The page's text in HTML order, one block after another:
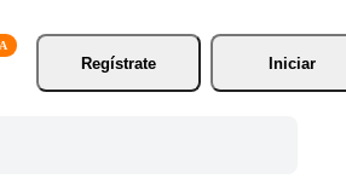
Regístrate
Iniciar